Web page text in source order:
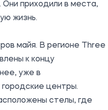
Они приходили в места,
жизнь.
майя. В регионе Three
к концу
уже в
центры.
стелы, где